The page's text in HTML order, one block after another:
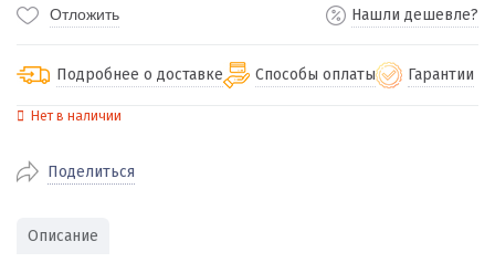
Отложить Нашли дешевле?
Подробнее о доставке
доставка
стоимость доставки
Способы оплаты
Наличными при получении (для
Гарантии
Нет в наличии
Поделиться
Описание